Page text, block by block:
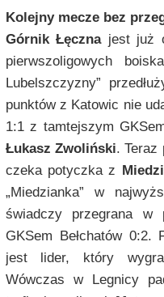
Kolejny mecze bez
Górnik Łęcznajest już
pierwszoligowych
Lubelszczyzny”
punktów z Katowic nie
1:1 z tamtejszym
Łukasz Zwoliński. Teraz
czeka potyczka z
„Miedzianka” w
świadczy przegrana
GKSem Bełchatów 0:2.
jest lider, który
Wówczas w Legnicy